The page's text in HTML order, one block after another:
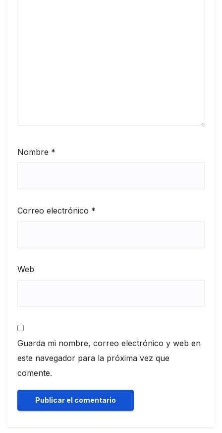
Nombre *
Correo electrónico *
Web
Guarda mi nombre, correo electrónico y web en
este navegador para la próxima vez que
comente.